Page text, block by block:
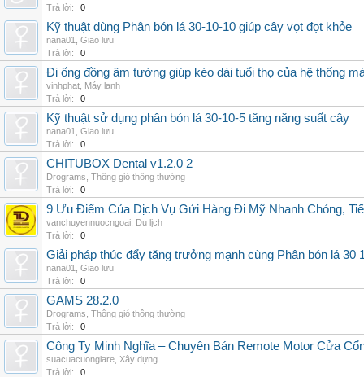
Trả lời:
0
Kỹ thuật dùng Phân bón lá 30-10-10 giúp cây vọt đọt khỏe
nana01
Giao lưu
Trả lời:
0
Đi ống đồng âm tường giúp kéo dài tuổi thọ của hệ thống
vinhphat Máy lạnh
Trả lời:
0
Kỹ thuật sử dụng phân bón lá 30-10-5 tăng năng suất cây
nana01
Giao lưu
Trả lời:
0
CHITUBOX Dental v1.2.0 2
Drograms Thông gió thông thường
Trả lời:
0
9 Ưu Điểm Của Dịch Vụ Gửi Hàng Đi Mỹ Nhanh Chóng,
vanchuyennuocngoai Du lịch
Trả lời:
0
Giải pháp thúc đẩy tăng trưởng mạnh cùng Phân bón lá 30
nana01
Giao lưu
Trả lời:
0
GAMS 28.2.0
Drograms Thông gió thông thường
Trả lời:
0
Công Ty Minh Nghĩa – Chuyên Bán Remote Motor Cửa
suacuacuongiare Xây dựng
Trả lời:
0